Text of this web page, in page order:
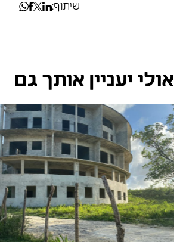
שיתוף:
אולי יעניין אותך גם